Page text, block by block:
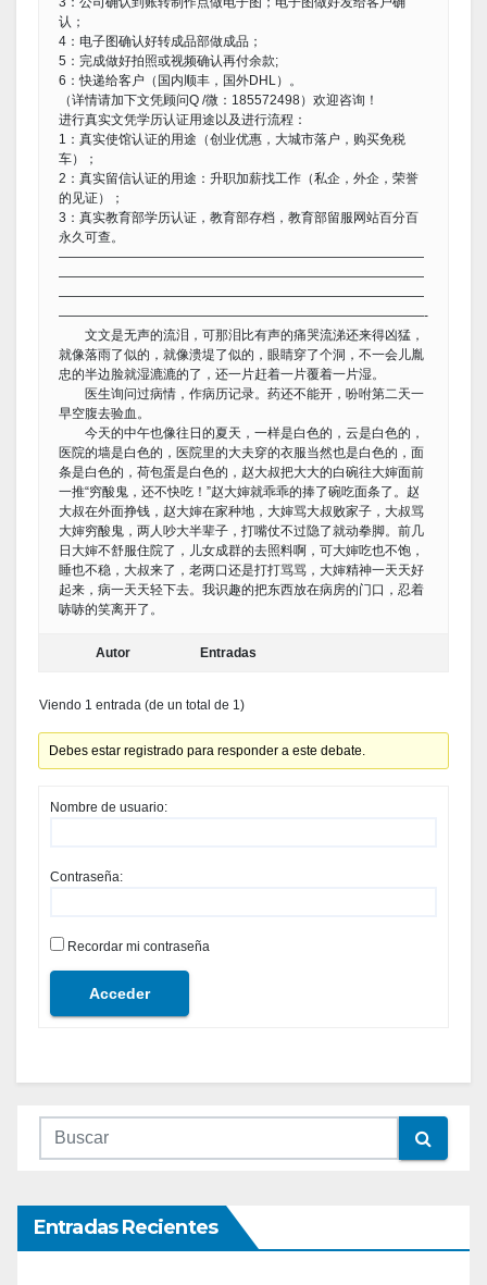
认；
4：电子图确认好转成品部做成品；
5：完成做好拍照或视频确认再付余款;
6：快递给客户（国内顺丰，国外DHL）。
（详情请加下文凭顾问Q /微：185572498）欢迎咨询！
进行真实文凭学历认证用途以及进行流程：
1：真实使馆认证的用途（创业优惠，大城市落户，购买免税
车）；
2：真实留信认证的用途：升职加薪找工作（私企，外企，荣誉
的见证）；
3：真实教育部学历认证，教育部存档，教育部留服网站百分百
永久可查。
————————————————————————————
————————————————————————————
————————————————————————————
————————————————————————————-
文文是无声的流泪，可那泪比有声的痛哭流涕还来得凶猛，
就像落雨了似的，就像溃堤了似的，眼睛穿了个洞，不一会儿胤
忠的半边脸就湿漉漉的了，还一片赶着一片覆着一片湿。
医生询问过病情，作病历记录。药还不能开，吩咐第二天一
早空腹去验血。
今天的中午也像往日的夏天，一样是白色的，云是白色的，
医院的墙是白色的，医院里的大夫穿的衣服当然也是白色的，面
条是白色的，荷包蛋是白色的，赵大叔把大大的白碗往大婶面前
一推“穷酸鬼，还不快吃！”赵大婶就乖乖的捧了碗吃面条了。赵
大叔在外面挣钱，赵大婶在家种地，大婶骂大叔败家子，大叔骂
大婶穷酸鬼，两人吵大半辈子，打嘴仗不过隐了就动拳脚。前几
日大婶不舒服住院了，儿女成群的去照料啊，可大婶吃也不饱，
睡也不稳，大叔来了，老两口还是打打骂骂，大婶精神一天天好
起来，病一天天轻下去。我识趣的把东西放在病房的门口，忍着
哧哧的笑离开了。
Autor Entradas
Viendo 1 entrada (de un total de 1)
Debes estar registrado para responder a este debate.
Nombre de usuario:
Contraseña:
Recordar mi contraseña
Acceder
Entradas Recientes